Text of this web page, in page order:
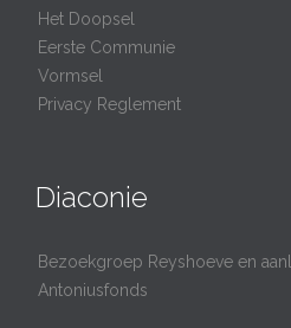
Het Doopsel
Eerste Communie
Vormsel
Privacy Reglement
Diaconie
Bezoekgroep Reyshoeve en
Antoniusfonds